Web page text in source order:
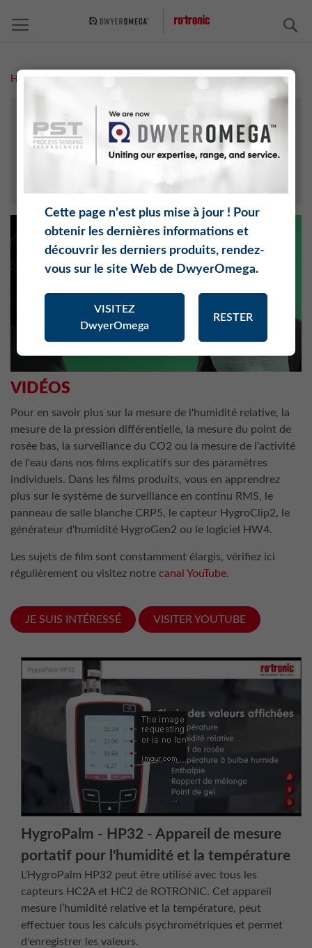
Home
VIDÉOS
Pour en savoir plus sur la mesure de l'humidité relative, la
mesure de la pression différentielle, la mesure du point de
rosée bas, la surveillance du CO2 ou la mesure de l'activité
de l'eau dans nos films explicatifs sur des paramètres
individuels. Dans les films produits, vous en apprendrez
plus sur le système de surveillance en continu RMS, le
panneau de salle blanche CRP5, le capteur HygroClip2, le
générateur d'humidité HygroGen2 ou le logiciel HW4.
Les sujets de film sont constamment élargis, vérifiez ici
régulièrement ou visitez notre canal YouTube.
JE SUIS INTÉRESSÉ VISITER YOUTUBE
HygroPalm - HP32 - Appareil de mesure
portatif pour l'humidité et la température
L'HygroPalm HP32 peut être utilisé avec tous les
capteurs HC2A et HC2 de ROTRONIC. Cet appareil
mesure l’humidité relative et la température, peut
effectuer tous les calculs psychrométriques et permet
d'enregistrer les valeurs.
RÉCIT D‘UTILISATEUR
Cette page n'est plus mise à jour ! Pour
obtenir les dernières informations et
découvrir les derniers produits, rendez-
vous sur le site Web de DwyerOmega.
VISITEZ
DwyerOmega
RESTER